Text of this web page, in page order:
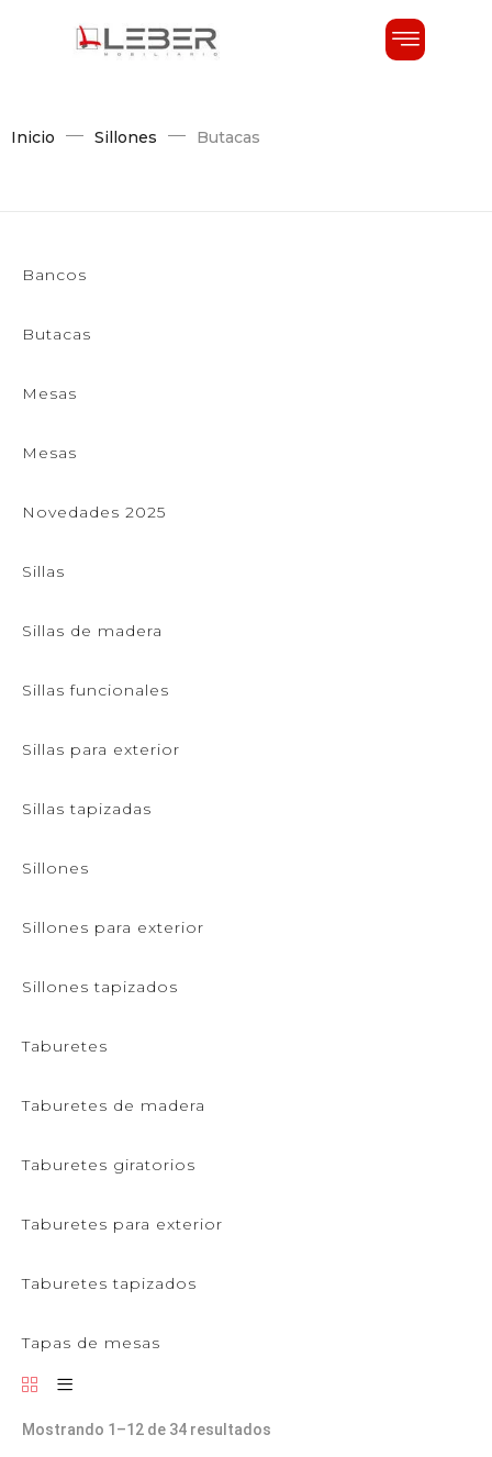
Inicio Sillones Butacas
Bancos
Butacas
Mesas
Mesas
Novedades 2025
Sillas
Sillas de madera
Sillas funcionales
Sillas para exterior
Sillas tapizadas
Sillones
Sillones para exterior
Sillones tapizados
Taburetes
Taburetes de madera
Taburetes giratorios
Taburetes para exterior
Taburetes tapizados
Tapas de mesas
Mostrando 1–12 de 34 resultados